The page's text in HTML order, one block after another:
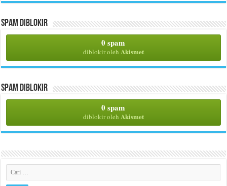
Spam Diblokir
0 spam
diblokir oleh Akismet
Spam Diblokir
0 spam
diblokir oleh Akismet